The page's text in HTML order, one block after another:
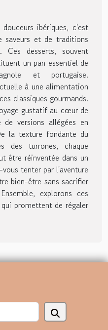
ibériques, c'est
et de traditions
desserts, souvent
un pan essentiel de
et portugaise.
à une alimentation
classiques gourmands.
gustatif au cœur de
versions allégées en
la texture fondante du
des turrones, chaque
être réinventée dans un
tenter par l'aventure
bien-être sans sacrifier
explorons ces
promettent de régaler